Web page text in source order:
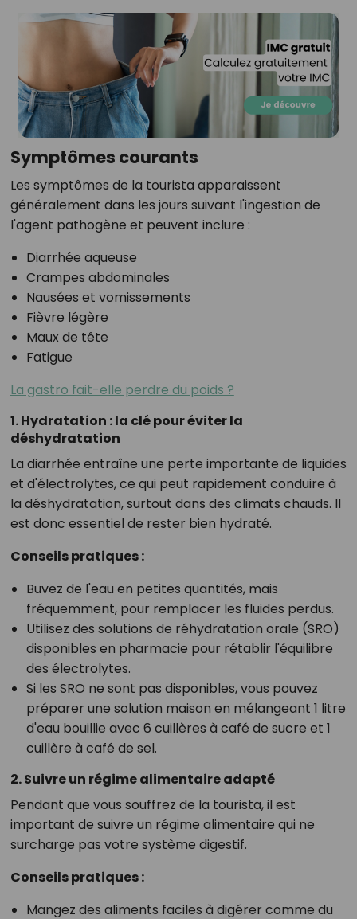
Symptômes courants
Les symptômes de la tourista apparaissent
généralement dans les jours suivant l'ingestion de
l'agent pathogène et peuvent inclure :
Diarrhée aqueuse
Crampes abdominales
Nausées et vomissements
Fièvre légère
Maux de tête
Fatigue
La gastro fait-elle perdre du poids ?
1. Hydratation : la clé pour éviter la
déshydratation
La diarrhée entraîne une perte importante de liquides
et d'électrolytes, ce qui peut rapidement conduire à
la déshydratation, surtout dans des climats chauds. Il
est donc essentiel de rester bien hydraté.
Conseils pratiques :
Buvez de l'eau en petites quantités, mais
fréquemment, pour remplacer les fluides perdus.
Utilisez des solutions de réhydratation orale (SRO)
disponibles en pharmacie pour rétablir l'équilibre
des électrolytes.
Si les SRO ne sont pas disponibles, vous pouvez
préparer une solution maison en mélangeant 1 litre
d'eau bouillie avec 6 cuillères à café de sucre et 1
cuillère à café de sel.
2. Suivre un régime alimentaire adapté
Pendant que vous souffrez de la tourista, il est
important de suivre un régime alimentaire qui ne
surcharge pas votre système digestif.
Conseils pratiques :
Mangez des aliments faciles à digérer comme du